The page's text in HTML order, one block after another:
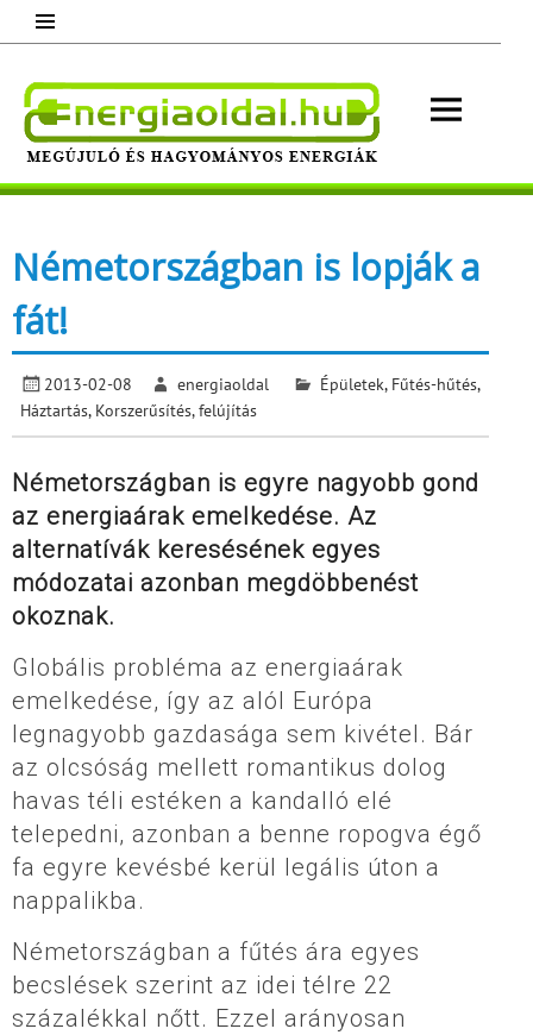
content
Megújuló és hagyományos energiák.
Németországban is lopják a
fát!
2013-02-08 energiaoldal Épületek, Fűtés-hűtés,
Háztartás, Korszerűsítés, felújítás
Németországban is egyre nagyobb gond
az energiaárak emelkedése. Az
alternatívák keresésének egyes
módozatai azonban megdöbbenést
okoznak.
Globális probléma az energiaárak
emelkedése, így az alól Európa
legnagyobb gazdasága sem kivétel. Bár
az olcsóság mellett romantikus dolog
havas téli estéken a kandalló elé
telepedni, azonban a benne ropogva égő
fa egyre kevésbé kerül legális úton a
nappalikba.
Németországban a fűtés ára egyes
becslések szerint az idei télre 22
százalékkal nőtt. Ezzel arányosan